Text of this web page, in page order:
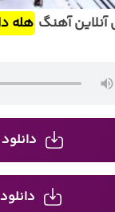
آهنگ هله